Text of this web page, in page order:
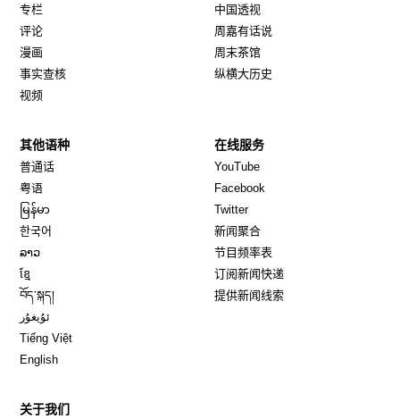
专栏
评论
漫画
事实查核
视频
中国透视
周嘉有话说
周末茶馆
纵横大历史
其他语种
普通话
粤语
မြန်မာ
한국어
ລາວ
ខ្មែ
བོད་སྐད།
ئۇيغۇر
Tiếng Việt
English
在线服务
YouTube
Facebook
TwitterOpens in new window
新闻聚合
节目频率表
订阅新闻快递
提供新闻线索
关于我们